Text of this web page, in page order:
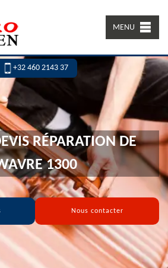
MENU
+32 460 2143 37
RÉPARATION DE
1300
Nous contacter